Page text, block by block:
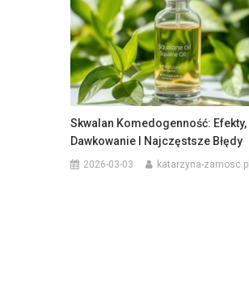
Skwalan Komedogenność: Efekty,
Dawkowanie I Najczęstsze Błędy
2026-03-03 katarzyna-zamosc.pl